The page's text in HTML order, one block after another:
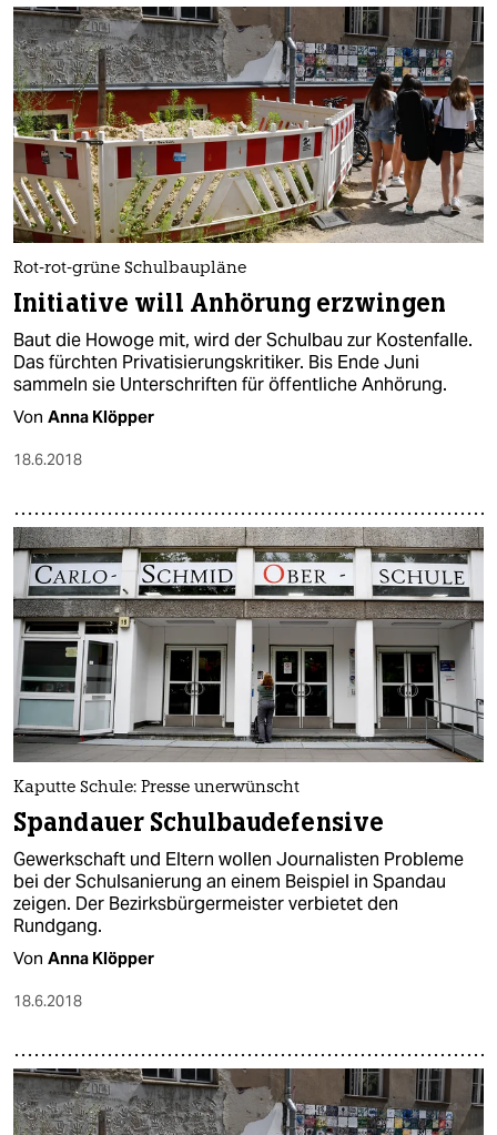
Rot-rot-grüne Schulbaupläne
Initiative will Anhörung erzwingen
Baut die Howoge mit, wird der Schulbau zur Kostenfalle.
Das fürchten Privatisierungskritiker. Bis Ende Juni
sammeln sie Unterschriften für öffentliche Anhörung.
Von Anna Klöpper
18.6.2018
Kaputte Schule: Presse unerwünscht
Spandauer Schulbaudefensive
Gewerkschaft und Eltern wollen Journalisten Probleme
bei der Schulsanierung an einem Beispiel in Spandau
zeigen. Der Bezirksbürgermeister verbietet den
Rundgang.
Von Anna Klöpper
18.6.2018